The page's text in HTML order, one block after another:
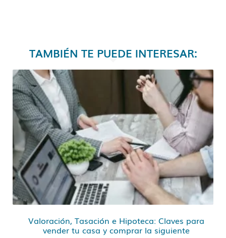
TAMBIÉN TE PUEDE INTERESAR:
Valoración, Tasación e Hipoteca: Claves para
vender tu casa y comprar la siguiente